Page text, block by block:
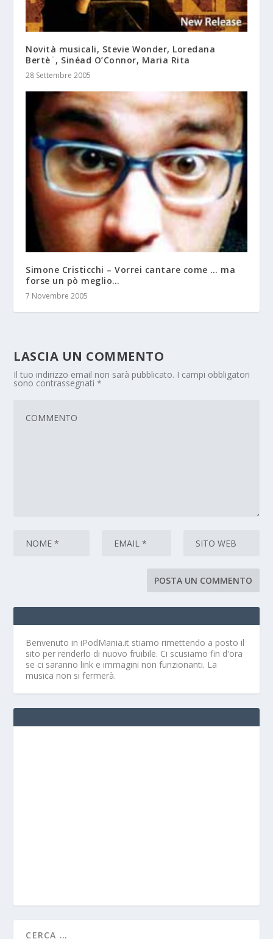
Novità musicali, Stevie Wonder, Loredana
Bertè¨, Sinéad O’Connor, Maria Rita
28 Settembre 2005
Simone Cristicchi – Vorrei cantare come … ma
forse un pò meglio…
7 Novembre 2005
LASCIA UN COMMENTO
Il tuo indirizzo email non sarà pubblicato. I campi obbligatori
sono contrassegnati*
Benvenuto in iPodMania.it stiamo rimettendo a posto il
sito per renderlo di nuovo fruibile. Ci scusiamo fin d'ora
se ci saranno link e immagini non funzionanti. La
musica non si fermerà.